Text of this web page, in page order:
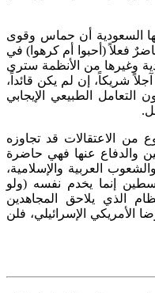
السعودية أن حماس وقوى
فعلاً (أحبوا أم كرهوا) في
وغيرها من الأنظمة سترى
شريكاً، إن لم يكن قائداً،
الطبيعي الإيجابي
من الاعتقالات قد تجاوزه
والدفاع عنها فهي حاضرة
العربية والإسلامية،
إنما يخدم نفسه (ولو
الذي يلاحق المجاهدين
الأمريكي الإسرائيلي، فلن